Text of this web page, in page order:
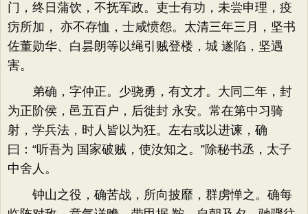
门，终日蒲饮，不抚军政。吏士有功，未尝申理，疫
疠所加， 亦不存恤，士咸愤怨。太清三年三月，坚书
佐董勋华、白昙朗等以绳引贼登楼，城 遂陷，坚遇
害。
弟确，字仲正。少骁勇，有文才。大同二年，封
为正阶侯，邑五百户，后徙封 永安。常在第中习骑
射，学兵法，时人皆以为狂。左右或以进谏，确
曰：“听吾为 国家破贼，使汝知之。”除秘书丞，太子
中舍人。
钟山之役，确苦战，所向披靡，群虏惮之。确每